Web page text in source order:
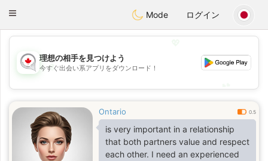
CANADIANchat
Toggle
Mode ログイン
💖
💕
理想の相手を見つけよう
今すぐ出会い系アプリをダウンロード！
Ontario 0.5
is very important in a relationship
that both partners value and respect
each other. I need an experienced